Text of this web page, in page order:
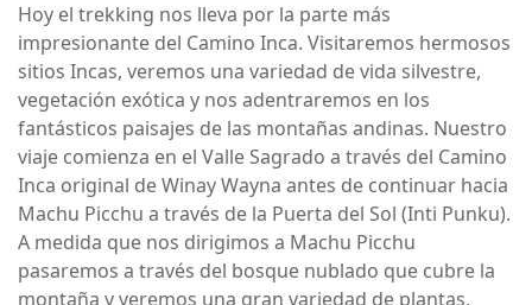
Hoy el trekking nos lleva por la parte más
impresionante del Camino Inca. Visitaremos hermosos
sitios Incas, veremos una variedad de vida silvestre,
vegetación exótica y nos adentraremos en los
fantásticos paisajes de las montañas andinas. Nuestro
viaje comienza en el Valle Sagrado a través del Camino
Inca original de Winay Wayna antes de continuar hacia
Machu Picchu a través de la Puerta del Sol (Inti Punku).
A medida que nos dirigimos a Machu Picchu
pasaremos a través del bosque nublado que cubre la
montaña y veremos una gran variedad de plantas,